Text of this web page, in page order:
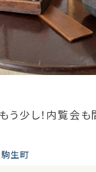
う少し！内覧会も
生町